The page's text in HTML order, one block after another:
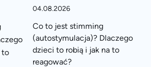
04.08.2026
Co to jest stimming
(autostymulacja)? Dlaczego
dzieci to robią i jak na to
reagować?